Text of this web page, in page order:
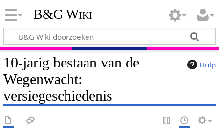
B&G Wiki
Hulp
10-jarig bestaan van de
Wegenwacht:
versiegeschiedenis